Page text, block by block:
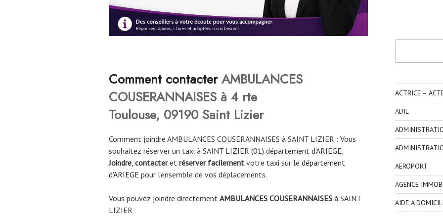
Comment contacterAMBULANCES
COUSERANNAISES à 4 rte
Toulouse, 09190 Saint Lizier
Comment joindre AMBULANCES COUSERANNAISES à SAINT LIZIER : Vous
souhaitez réserver un taxi à SAINT LIZIER (01) département d’ARIEGE.
Joindre, contacteret réserver facilement votre taxi sur le département
d’ARIEGE pour l’ensemble de vos déplacements.
Vous pouvez joindre directement AMBULANCES COUSERANNAISES à SAINT
LIZIER
ACTRICE –
ADIL
AEROPORT
AGENCE
AIDE A